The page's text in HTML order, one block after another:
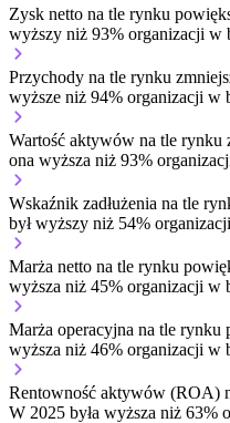
Zysk netto na tle rynku
wyższy niż 93% organizacji w
Przychody na tle rynku
wyższe niż 94% organizacji w
Wartość aktywów na tle rynku
ona wyższa niż 93%
Wskaźnik zadłużenia na tle
był wyższy niż 54%
Marża netto na tle rynku
wyższa niż 45% organizacji w
Marża operacyjna na tle rynku
wyższa niż 46% organizacji w
Rentowność aktywów (ROA)
W 2025 była wyższa niż 63%